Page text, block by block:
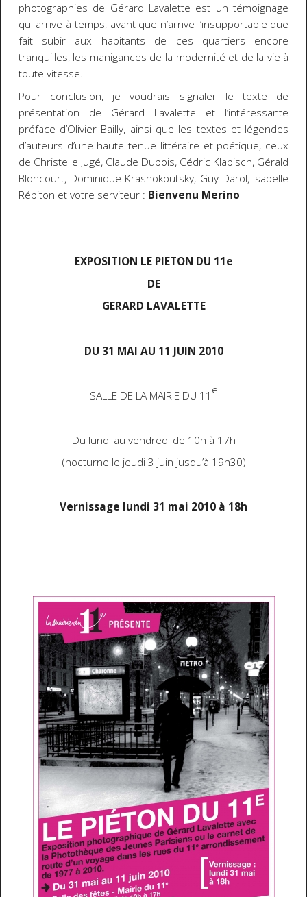
photographies de Gérard Lavalette est un témoignage
qui arrive à temps, avant que n’arrive l’insupportable que
fait subir aux habitants de ces quartiers encore
tranquilles, les manigances de la modernité et de la vie à
toute vitesse.
Pour conclusion, je voudrais signaler le texte de
présentation de Gérard Lavalette et l’intéressante
préface d’Olivier Bailly, ainsi que les textes et légendes
d’auteurs d’une haute tenue littéraire et poétique, ceux
de Christelle Jugé, Claude Dubois, Cédric Klapisch, Gérald
Bloncourt, Dominique Krasnokoutsky, Guy Darol, Isabelle
Répiton et votre serviteur : Bienvenu Merino
EXPOSITION LE PIETON DU 11e
DE
GERARD LAVALETTE
DU 31 MAI AU 11 JUIN 2010
SALLE DE LA MAIRIE DU 11 e
Du lundi au vendredi de 10h à 17h
(nocturne le jeudi 3 juin jusqu’à 19h30)
Vernissage lundi 31 mai 2010 à 18h